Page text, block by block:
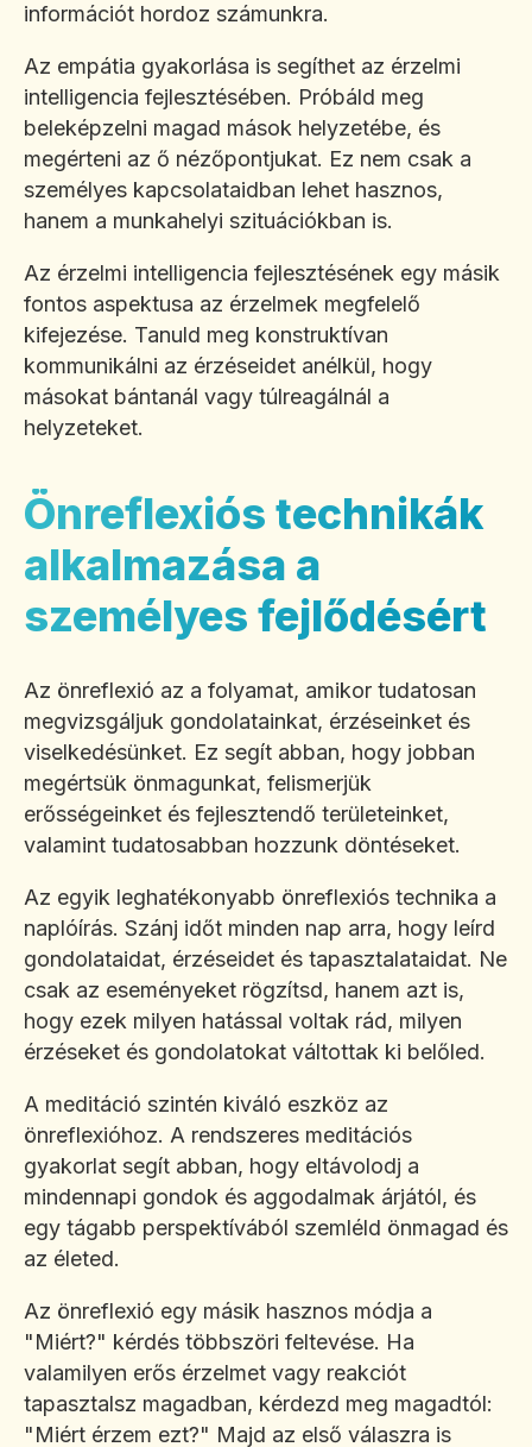
információt hordoz számunkra.
Az empátia gyakorlása is segíthet az érzelmi
intelligencia fejlesztésében. Próbáld meg
beleképzelni magad mások helyzetébe, és
megérteni az ő nézőpontjukat. Ez nem csak a
személyes kapcsolataidban lehet hasznos,
hanem a munkahelyi szituációkban is.
Az érzelmi intelligencia fejlesztésének egy másik
fontos aspektusa az érzelmek megfelelő
kifejezése. Tanuld meg konstruktívan
kommunikálni az érzéseidet anélkül, hogy
másokat bántanál vagy túlreagálnál a
helyzeteket.
Önreflexiós technikák
alkalmazása a
személyes fejlődésért
Az önreflexió az a folyamat, amikor tudatosan
megvizsgáljuk gondolatainkat, érzéseinket és
viselkedésünket. Ez segít abban, hogy jobban
megértsük önmagunkat, felismerjük
erősségeinket és fejlesztendő területeinket,
valamint tudatosabban hozzunk döntéseket.
Az egyik leghatékonyabb önreflexiós technika a
naplóírás. Szánj időt minden nap arra, hogy leírd
gondolataidat, érzéseidet és tapasztalataidat. Ne
csak az eseményeket rögzítsd, hanem azt is,
hogy ezek milyen hatással voltak rád, milyen
érzéseket és gondolatokat váltottak ki belőled.
A meditáció szintén kiváló eszköz az
önreflexióhoz. A rendszeres meditációs
gyakorlat segít abban, hogy eltávolodj a
mindennapi gondok és aggodalmak árjától, és
egy tágabb perspektívából szemléld önmagad és
az életed.
Az önreflexió egy másik hasznos módja a
"Miért?" kérdés többszöri feltevése. Ha
valamilyen erős érzelmet vagy reakciót
tapasztalsz magadban, kérdezd meg magadtól:
"Miért érzem ezt?" Majd az első válaszra is